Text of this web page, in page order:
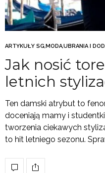
ARTYKUŁY SG,MODA,UBRANIA I
Jak nosić
letnich
Ten damski atrybut to
doceniają mamy i
tworzenia ciekawych
to hit letniego sezonu.